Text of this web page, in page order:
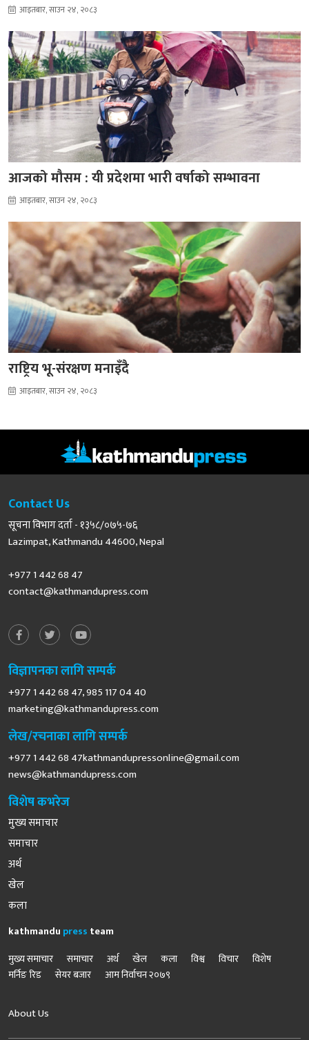
आइतबार, साउन २४, २०८३
आजको मौसम : यी प्रदेशमा भारी वर्षाको सम्भावना
आइतबार, साउन २४, २०८३
राष्ट्रिय भू-संरक्षण मनाइँदै
आइतबार, साउन २४, २०८३
Contact Us
सूचना विभाग दर्ता - १३५८/०७५-७६
Lazimpat, Kathmandu 44600, Nepal
+977 1 442 68 47
contact@kathmandupress.com
विज्ञापनका लागि सम्पर्क
+977 1 442 68 47, 985 117 04 40
marketing@kathmandupress.com
लेख/रचनाका लागि सम्पर्क
+977 1 442 68 47kathmandupressonline@gmail.com
news@kathmandupress.com
विशेष कभरेज
मुख्य समाचार
समाचार
अर्थ
खेल
कला
kathmandu press team
मुख्य समाचार
समाचार अर्थ खेल कला विश्व विचार
विशेष
मर्निङ रिड
सेयर बजार आम निर्वाचन २०७९
About Us